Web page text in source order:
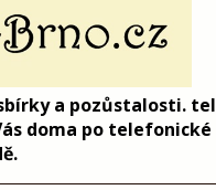
a pozůstalosti. tel
doma po telefonické